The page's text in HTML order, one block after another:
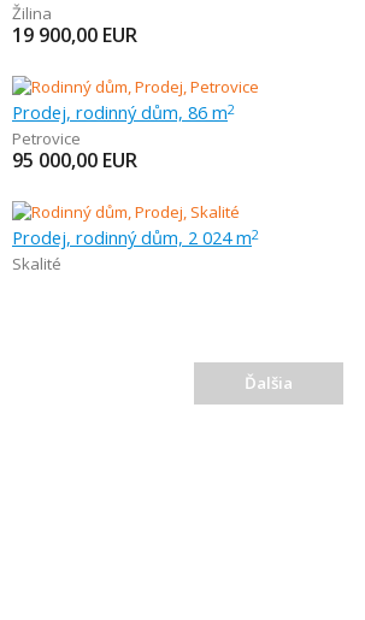
Žilina
19 900,00 EUR
Prodej, rodinný dům, 86 m2
Petrovice
95 000,00 EUR
Prodej, rodinný dům, 2 024 m2
Skalité
Ďalšia